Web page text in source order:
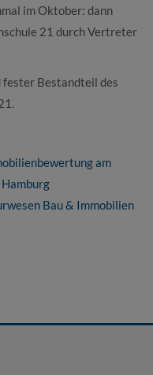
im Oktober: dann
21 durch Vertreter
fester Bestandteil des
am
Bau & Immobilien